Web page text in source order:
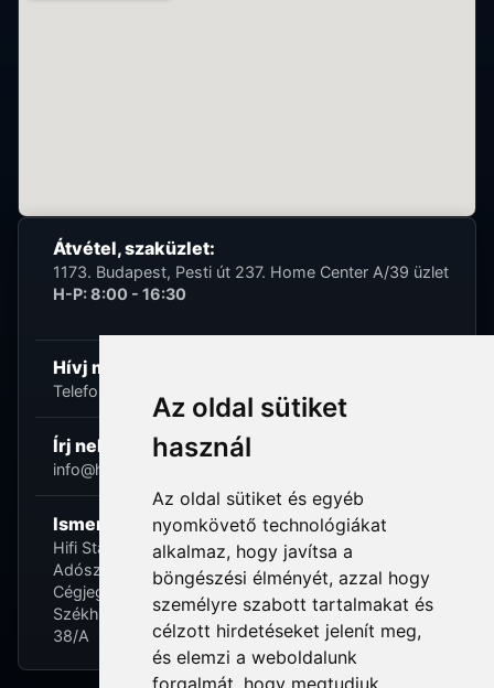
Az oldal sütiket
használ
Az oldal sütiket és egyéb
nyomkövető technológiákat
alkalmaz, hogy javítsa a
böngészési élményét, azzal hogy
személyre szabott tartalmakat és
célzott hirdetéseket jelenít meg,
és elemzi a weboldalunk
forgalmát, hogy megtudjuk
Átvétel, szaküzlet:
1173. Budapest, Pesti út 237. Home Center A/39 üzlet
H-P: 8:00 - 16:30
Hívj minket:
Telefon: +36 (20) 989-7969
Írj nekünk:
info@hifi-station.hu
Ismerd meg cégünket:
Hifi Station Kft.
Adószám: 13828222-2-42
Cégjegyzékszám: 01-09-875386
Székhely: 1173. Budapest, Csomafalva utca 2. Fszt.
38/A